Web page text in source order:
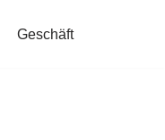
Geschäft